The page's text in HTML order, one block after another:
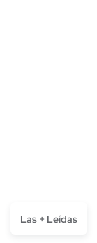
Las + Leídas